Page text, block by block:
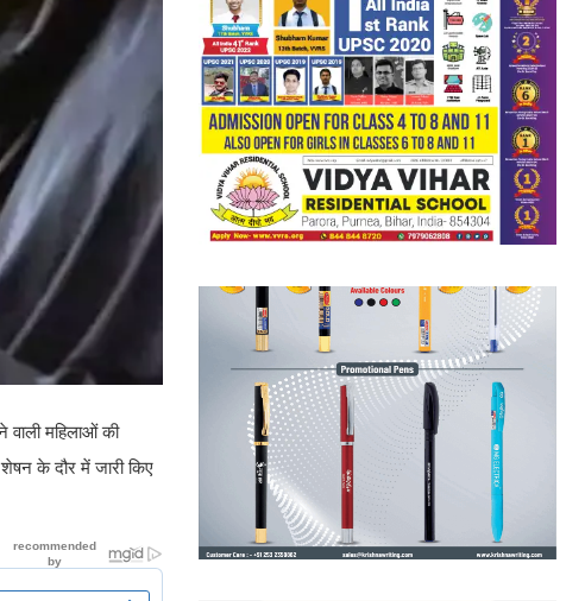
महिलाओं की
के दौर में जारी किए